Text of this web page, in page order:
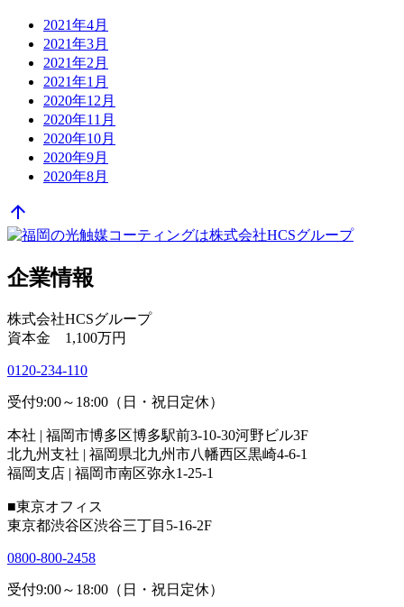
2021年4月
2021年3月
2021年2月
2021年1月
2020年12月
2020年11月
2020年10月
2020年9月
2020年8月
arrow_upward
企業情報
株式会社HCSグループ
資本金 1,100万円
0120-234-110
受付9:00～18:00（日・祝日定休）
本社 | 福岡市博多区博多駅前3-10-30河野ビル3F
北九州支社 | 福岡県北九州市八幡西区黒崎4-6-1
福岡支店 | 福岡市南区弥永1-25-1
■東京オフィス
東京都渋谷区渋谷三丁目5-16-2F
0800-800-2458
受付9:00～18:00（日・祝日定休）